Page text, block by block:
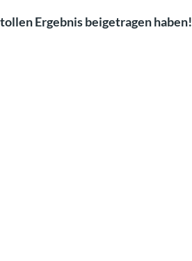
Ergebnis beigetragen haben!